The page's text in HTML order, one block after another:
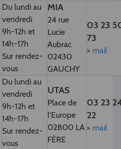
Du lundi au
vendredi
9h-12h et
14h-17h
Sur rendez-
vous
MIA
24 rue
Lucie
Aubrac
02430
GAUCHY
03 23
73
> mail
Du lundi au
vendredi
9h-12h et
14h-17h
Sur rendez-
vous
UTAS
Place de
l'Europe
02800 LA
FÈRE
03 23
22
> mail